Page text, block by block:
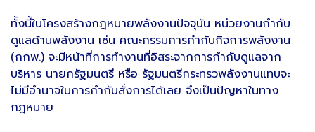
ทั้งนี้ในโครงสร้างกฎหมายพลังงานปัจจุบัน หน่วยงานกำกับ
ดูแลด้านพลังงาน เช่น คณะกรรมการกำกับกิจการพลังงาน
(กกพ.) จะมีหน้าที่การทำงานที่อิสระจากการกำกับดูแลจาก
บริหาร นายกรัฐมนตรี หรือ รัฐมนตรีกระทรวพลังงานแทบจะ
ไม่มีอำนาจในการกำกับสั่งการได้เลย จึงเป็นปัญหาในทาง
กฎหมาย